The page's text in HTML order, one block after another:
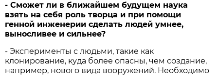
- Сможет ли в ближайшем будущем наука
взять на себя роль творца и при помощи
генной инженерии сделать людей умнее,
выносливее и сильнее?
- Эксперименты с людьми, такие как
клонирование, куда более опасны, чем создание,
например, нового вида вооружений. Необходимо